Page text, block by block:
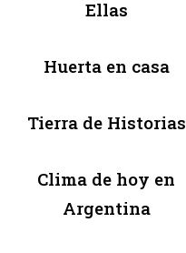
Ellas
Huerta en casa
Tierra de Historias
Clima de hoy en
Argentina